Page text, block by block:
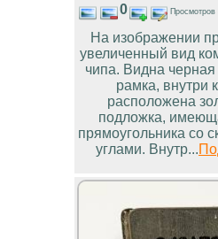
0 Просмотров
На изображении
увеличенный вид
чипа. Видна черная
рамка, внутри
расположена
подложка,
прямоугольника со
углами. Внутр...